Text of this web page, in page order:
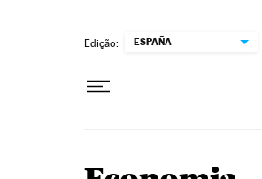
Edição: ESPAÑA